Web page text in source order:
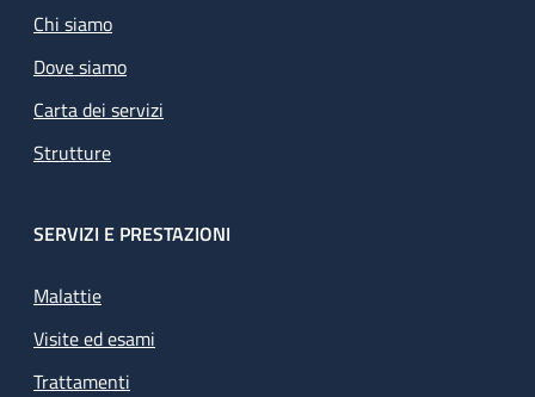
Chi siamo
Dove siamo
Carta dei servizi
Strutture
SERVIZI E PRESTAZIONI
Malattie
Visite ed esami
Trattamenti